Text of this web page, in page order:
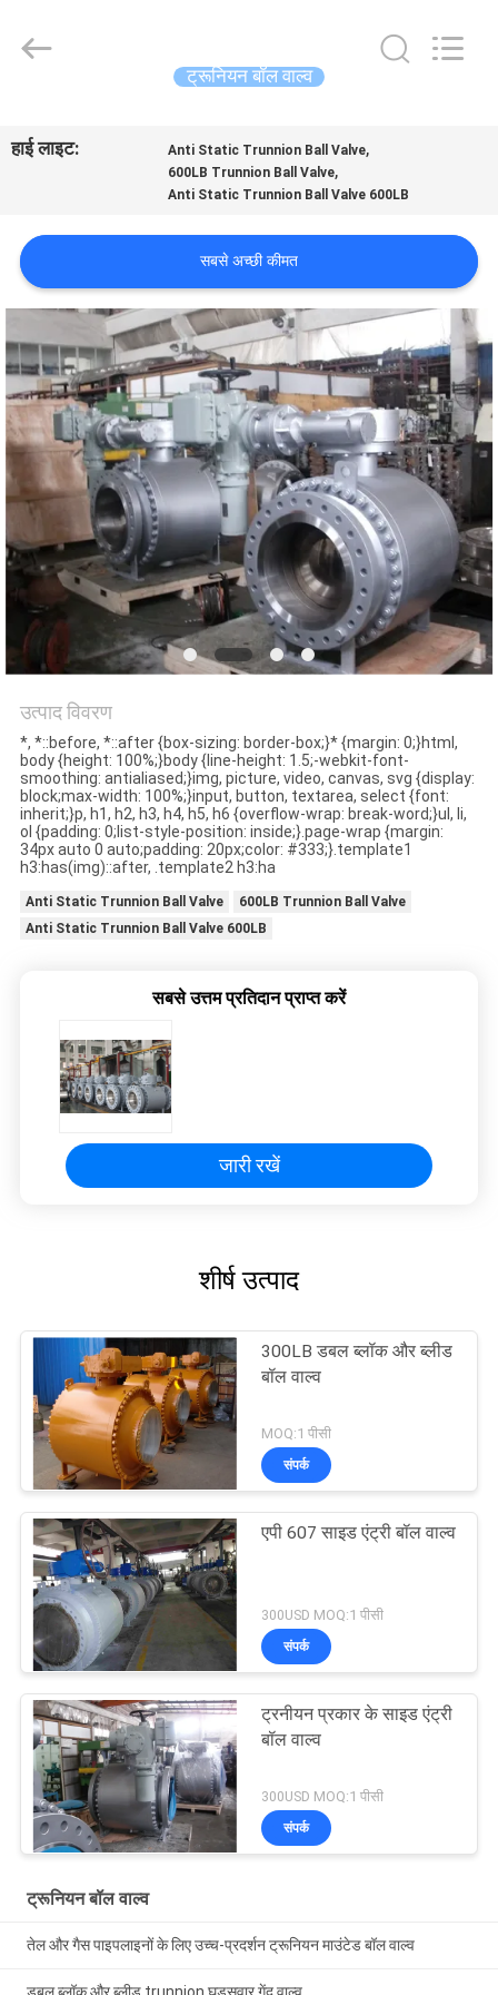
हमारे
बारे
में
कारखाने
का
दौरा
गुणवत्ता
नियंत्रण
हमसे
संपर्क
करें
समाचार
उद्धरण
मांगें
PRIVACY
POLICY
group.
ट्रूनियन बॉल वाल्व
हाई लाइट: Anti Static Trunnion Ball Valve,
600LB Trunnion Ball Valve,
Anti Static Trunnion Ball Valve 600LB
सबसे अच्छी कीमत
उत्पाद विवरण
*, *::before, *::after {box-sizing: border-box;}* {margin: 0;}html,
body {height: 100%;}body {line-height: 1.5;-webkit-font-
smoothing: antialiased;}img, picture, video, canvas, svg {display:
block;max-width: 100%;}input, button, textarea, select {font:
inherit;}p, h1, h2, h3, h4, h5, h6 {overflow-wrap: break-word;}ul, li,
ol {padding: 0;list-style-position: inside;}.page-wrap {margin:
34px auto 0 auto;padding: 20px;color: #333;}.template1
h3:has(img)::after, .template2 h3:ha
Anti Static Trunnion Ball Valve
600LB Trunnion Ball Valve
Anti Static Trunnion Ball Valve 600LB
सबसे उत्तम प्रतिदान प्राप्त करें
जारी रखें
शीर्ष उत्पाद
300LB डबल ब्लॉक और ब्लीड
बॉल वाल्व
MOQ:1 पीसी
संपर्क
एपी 607 साइड एंट्री बॉल वाल्व
300USD MOQ:1 पीसी
संपर्क
ट्रनीयन प्रकार के साइड एंट्री
बॉल वाल्व
300USD MOQ:1 पीसी
संपर्क
ट्रूनियन बॉल वाल्व
तेल और गैस पाइपलाइनों के लिए उच्च-प्रदर्शन ट्रूनियन माउंटेड बॉल वाल्व